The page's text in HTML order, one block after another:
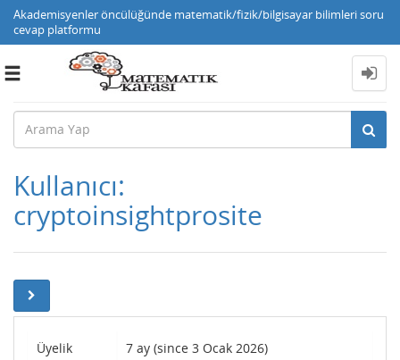
Akademisyenler öncülüğünde matematik/fizik/bilgisayar bilimleri soru
cevap platformu
Toggle
Kullanıcı:
cryptoinsightprosite
Üyelik
7 ay (since 3 Ocak 2026)